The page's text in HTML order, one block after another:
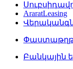
AraratLeasing
Բանկային